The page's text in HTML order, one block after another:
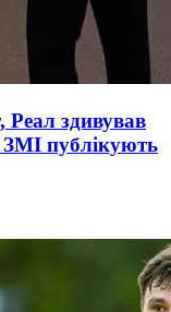
Реал здивував
ЗМІ публікують